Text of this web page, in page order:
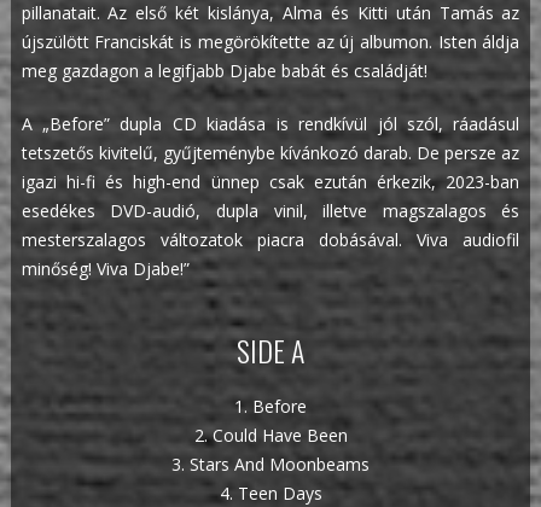
pillanatait. Az első két kislánya, Alma és Kitti után Tamás az
újszülött Franciskát is megörökítette az új albumon. Isten áldja
meg gazdagon a legifjabb Djabe babát és családját!
A „Before” dupla CD kiadása is rendkívül jól szól, ráadásul
tetszetős kivitelű, gyűjteménybe kívánkozó darab. De persze az
igazi hi-fi és high-end ünnep csak ezután érkezik, 2023-ban
esedékes DVD-audió, dupla vinil, illetve magszalagos és
mesterszalagos változatok piacra dobásával. Viva audiofil
minőség! Viva Djabe!”
SIDE A
1. Before
2. Could Have Been
3. Stars And Moonbeams
4. Teen Days